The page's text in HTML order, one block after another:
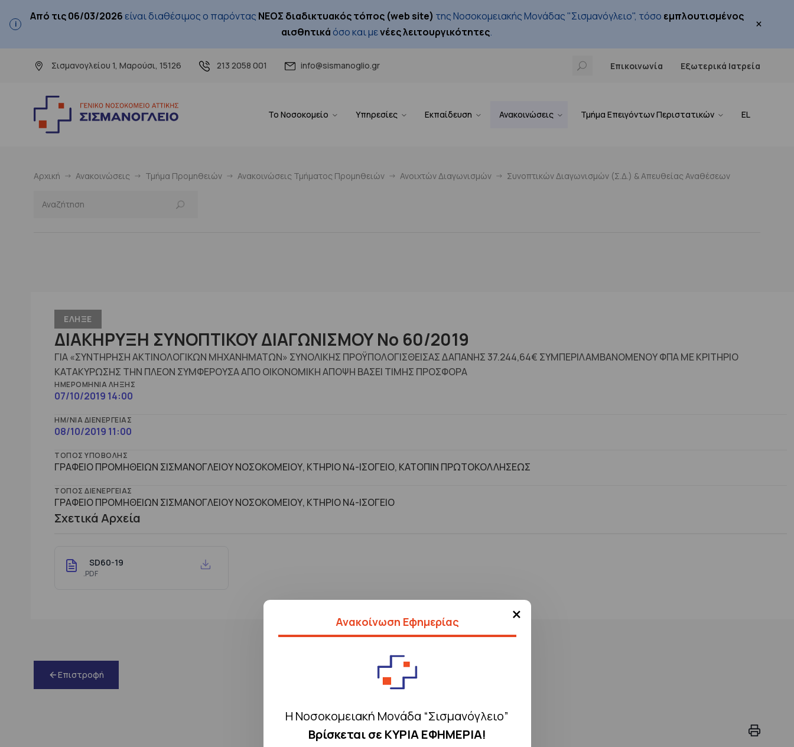
Από τις 06/03/2026 είναι διαθέσιμος ο παρόντας ΝΕΟΣ διαδικτυακός τόπος (web site) της Νοσοκομειακής Μονάδας "Σισμανόγλειο", τόσο εμπλουτισμένος
αισθητικάόσο και μενέες λειτουργικότητες. ×
Σισμανογλείου 1, Μαρούσι, 15126 213 2058 001 info@sismanoglio.gr Επικοινωνία Εξωτερικά Ιατρεία
Το Νοσοκομείο Υπηρεσίες Εκπαίδευση Ανακοινώσεις Τμήμα Επειγόντων Περιστατικών EL
×
Ανακοίνωση Εφημερίας
Η Νοσοκομειακή Μονάδα “Σισμανόγλειο”
Βρίσκεται σε ΚΥΡΙΑ ΕΦΗΜΕΡΙΑ!
Αρχική Ανακοινώσεις Τμήμα Προμηθειών Ανακοινώσεις Τμήματος Προμηθειών Ανοιχτών Διαγωνισμών Συνοπτικών Διαγωνισμών (Σ.Δ.) & Απευθείας Αναθέσεων
ΕΛΗΞΕ
ΔΙΑΚΗΡΥΞΗ ΣΥΝΟΠΤΙΚΟΥ ΔΙΑΓΩΝΙΣΜΟΥ No 60/2019
ΓΙΑ «ΣΥΝΤΗΡΗΣΗ ΑΚΤΙΝΟΛΟΓΙΚΩΝ ΜΗΧΑΝΗΜΑΤΩΝ» ΣΥΝΟΛΙΚΗΣ ΠΡΟΫΠΟΛΟΓΙΣΘΕΙΣΑΣ ΔΑΠΑΝΗΣ 37.244,64€ ΣΥΜΠΕΡΙΛΑΜΒΑΝΟΜΕΝΟΥ ΦΠΑ ΜΕ ΚΡΙΤΗΡΙΟ
ΚΑΤΑΚΥΡΩΣΗΣ ΤΗΝ ΠΛΕΟΝ ΣΥΜΦΕΡΟΥΣΑ ΑΠΟ ΟΙΚΟΝΟΜΙΚΗ ΑΠΟΨΗ ΒΑΣΕΙ ΤΙΜΗΣ ΠΡΟΣΦΟΡΑ
ΗΜΕΡΟΜΗΝΊΑ ΛΉΞΗΣ
07/10/2019 14:00
ΗΜ/ΝΊΑ ΔΙΕΝΈΡΓΕΙΑΣ
08/10/2019 11:00
ΤΌΠΟΣ ΥΠΟΒΟΛΉΣ
ΓΡΑΦΕΙΟ ΠΡΟΜΗΘΕΙΩΝ ΣΙΣΜΑΝΟΓΛΕΙΟΥ ΝΟΣΟΚΟΜΕΙΟΥ, ΚΤΗΡΙΟ Ν4-ΙΣΟΓΕΙΟ, ΚΑΤΟΠΙΝ ΠΡΩΤΟΚΟΛΛΗΣΕΩΣ
ΤΌΠΟΣ ΔΙΕΝΈΡΓΕΙΑΣ
ΓΡΑΦΕΙΟ ΠΡΟΜΗΘΕΙΩΝ ΣΙΣΜΑΝΟΓΛΕΙΟΥ ΝΟΣΟΚΟΜΕΙΟΥ, ΚΤHΡΙΟ Ν4-ΙΣΟΓΕΙΟ
Σχετικά Αρχεία
SD60-19
.PDF
Επιστροφή